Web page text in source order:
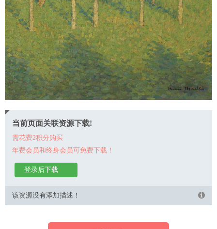
当前页面关联资源下载!
需花费2积分购买
年费会员和终身会员可免费下载！
登录后下载
该资源没有添加描述！